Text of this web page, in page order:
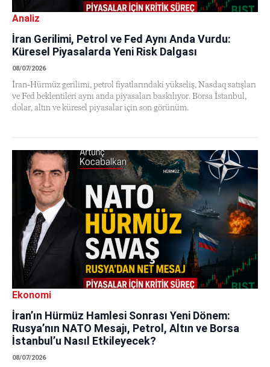
İran Gerilimi, Petrol ve Fed Aynı Anda Vurdu:
Küresel Piyasalarda Yeni Risk Dalgası
08/07/2026
Analiz
İran-Hürmüz gerilimi, petrol fiyatlarındaki yükseliş, Nasdaq satışları
ve Fed beklentileri aynı anda piyasaları baskılıyor. Borsa İstanbul,
dolar, altın ve küresel piyasalar için son görünüm.
İran’ın Hürmüz Hamlesi Sonrası Yeni Dönem:
Rusya’nın NATO Mesajı, Petrol, Altın ve Borsa
İstanbul’u Nasıl Etkileyecek?
08/07/2026
Ekonomi